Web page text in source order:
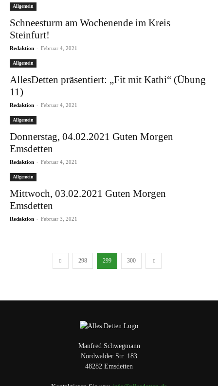
Allgemein
Schneesturm am Wochenende im Kreis
Steinfurt!
Redaktion - Februar 4, 2021
Allgemein
AllesDetten präsentiert: „Fit mit Kathi“ (Übung
11)
Redaktion - Februar 4, 2021
Allgemein
Donnerstag, 04.02.2021 Guten Morgen
Emsdetten
Redaktion - Februar 4, 2021
Allgemein
Mittwoch, 03.02.2021 Guten Morgen
Emsdetten
Redaktion - Februar 3, 2021
298 299 300
Manfred Schwegmann
Nordwalder Str. 183
48282 Emsdetten